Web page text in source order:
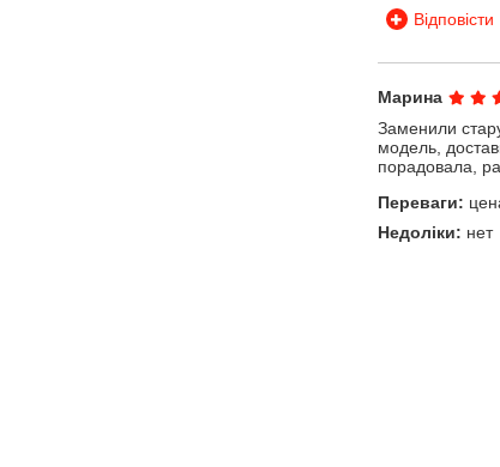
Відповісти
Марина
Заменили
модель,
порадовала,
Переваги:
Недоліки: нет